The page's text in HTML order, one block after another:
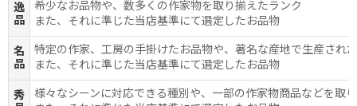
逸
品
希少なお品物や、数多くの作家物を取り揃えたランク
また、それに準じた当店基準にて選定したお品物
名
品
特定の作家、工房の手掛けたお品物や、著名な産地で生産され
また、それに準じた当店基準にて選定したお品物
秀
様々なシーンに対応できる種別や、一部の作家物商品などを取